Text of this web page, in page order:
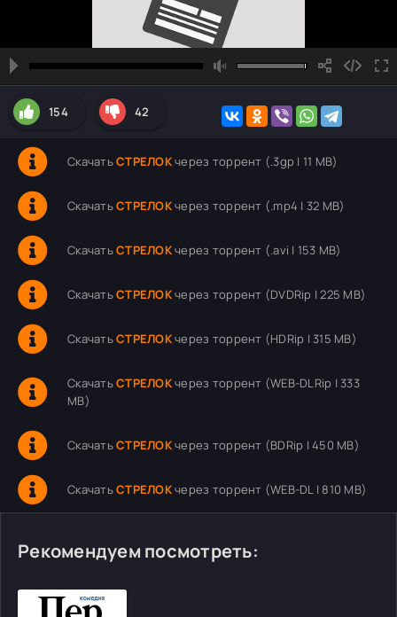
154 42
СкачатьСТРЕЛОКчерез торрент (.3gp | 11 MB)
СкачатьСТРЕЛОКчерез торрент (.mp4 | 32 MB)
СкачатьСТРЕЛОКчерез торрент (.avi | 153 MB)
СкачатьСТРЕЛОКчерез торрент (DVDRip | 225 MB)
СкачатьСТРЕЛОКчерез торрент (HDRip | 315 MB)
СкачатьСТРЕЛОКчерез торрент (WEB-DLRip | 333
MB)
СкачатьСТРЕЛОКчерез торрент (BDRip | 450 MB)
СкачатьСТРЕЛОКчерез торрент (WEB-DL | 810 MB)
Рекомендуем посмотреть: